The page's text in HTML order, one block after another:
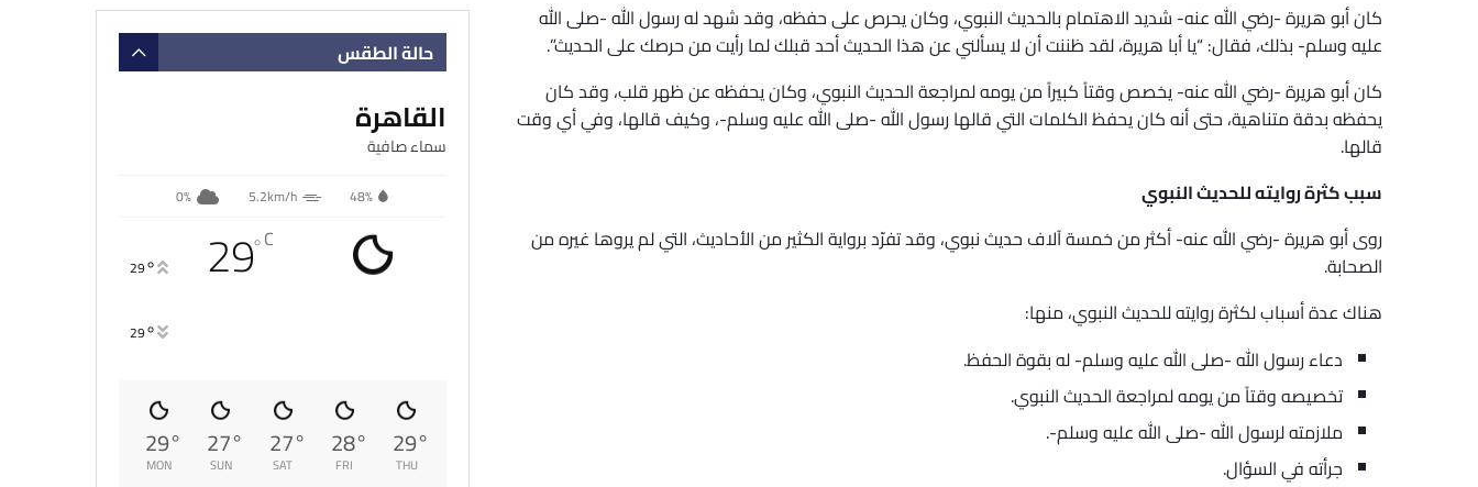
كان أبو هريرة -رضي الله عنه- شديد الاهتمام بالحديث النبوي، وكان يحرص على حفظه، وقد شهد له رسول الله -صلى الله
عليه وسلم- بذلك، فقال: “يا أبا هريرة، لقد ظننت أن لا يسألني عن هذا الحديث أحد قبلك لما رأيت من حرصك على الحديث”.
كان أبو هريرة -رضي الله عنه- يخصص وقتاً كبيراً من يومه لمراجعة الحديث النبوي، وكان يحفظه عن ظهر قلب، وقد كان
يحفظه بدقة متناهية، حتى أنه كان يحفظ الكلمات التي قالها رسول الله -صلى الله عليه وسلم-، وكيف قالها، وفي أي وقت
قالها.
سبب كثرة روايته للحديث النبوي
روى أبو هريرة -رضي الله عنه- أكثر من خمسة آلاف حديث نبوي، وقد تفرّد برواية الكثير من الأحاديث، التي لم يروها غيره من
الصحابة.
هناك عدة أسباب لكثرة روايته للحديث النبوي، منها:
دعاء رسول الله -صلى الله عليه وسلم- له بقوة الحفظ.
تخصيصه وقتاً من يومه لمراجعة الحديث النبوي.
ملازمته لرسول الله -صلى الله عليه وسلم-.
جرأته في السؤال.
حالة الطقس
القاهرة
سماء صافية
48%
5.2km/h
0%
29°C
29°
29°
29°
THU
28°
FRI
27°
SAT
27°
SUN
29°
MON